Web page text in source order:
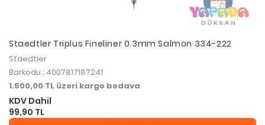
Staedtler Triplus Fineliner 0.3mm Salmon 334-222
Staedtler
Barkodu : 4007817187241
1.500,00 TL üzeri kargo bedava
KDV Dahil
99,90 TL